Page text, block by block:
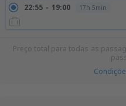
22:55 19:00 17h 5min
Preço total para todas as